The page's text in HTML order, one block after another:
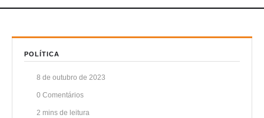
POLÍTICA
8 de outubro de 2023
0 Comentários
2 mins de leitura